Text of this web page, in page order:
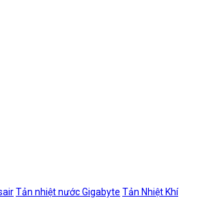
Tản nhiệt nước Gigabyte Tản Nhiệt Khí